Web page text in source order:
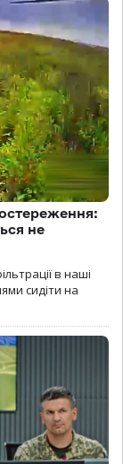
не
в наші
сидіти на